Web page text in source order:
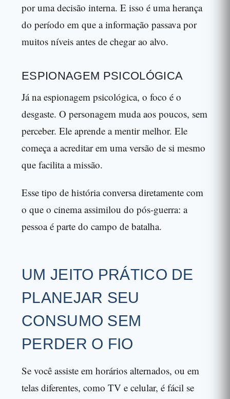
por uma decisão interna. E isso é uma herança
do período em que a informação passava por
muitos níveis antes de chegar ao alvo.
ESPIONAGEM PSICOLÓGICA
Já na espionagem psicológica, o foco é o
desgaste. O personagem muda aos poucos, sem
perceber. Ele aprende a mentir melhor. Ele
começa a acreditar em uma versão de si mesmo
que facilita a missão.
Esse tipo de história conversa diretamente com
o que o cinema assimilou do pós-guerra: a
pessoa é parte do campo de batalha.
UM JEITO PRÁTICO DE
PLANEJAR SEU
CONSUMO SEM
PERDER O FIO
Se você assiste em horários alternados, ou em
telas diferentes, como TV e celular, é fácil se